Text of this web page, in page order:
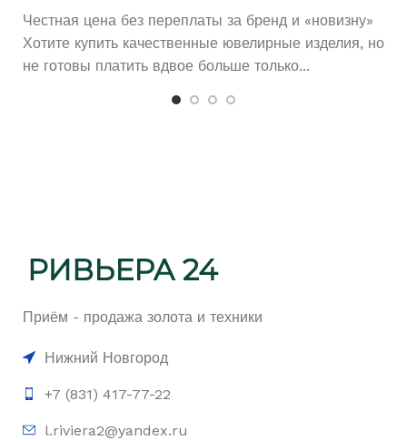
Честная цена без переплаты за бренд и «новизну»
Хотите купить качественные ювелирные изделия, но
не готовы платить вдвое больше только...
Приём - продажа золота и техники
Нижний Новгород
+7 (831) 417-77-22
l.riviera2@yandex.ru